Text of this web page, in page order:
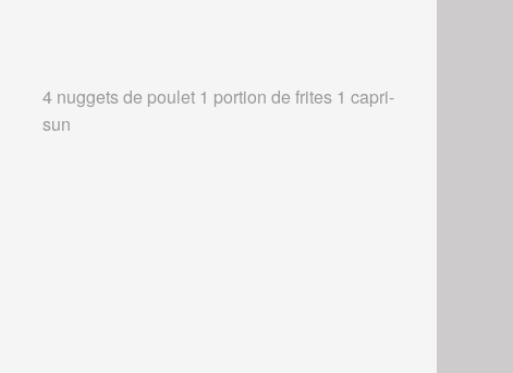
4 nuggets de poulet 1 portion de frites 1 capri-
sun